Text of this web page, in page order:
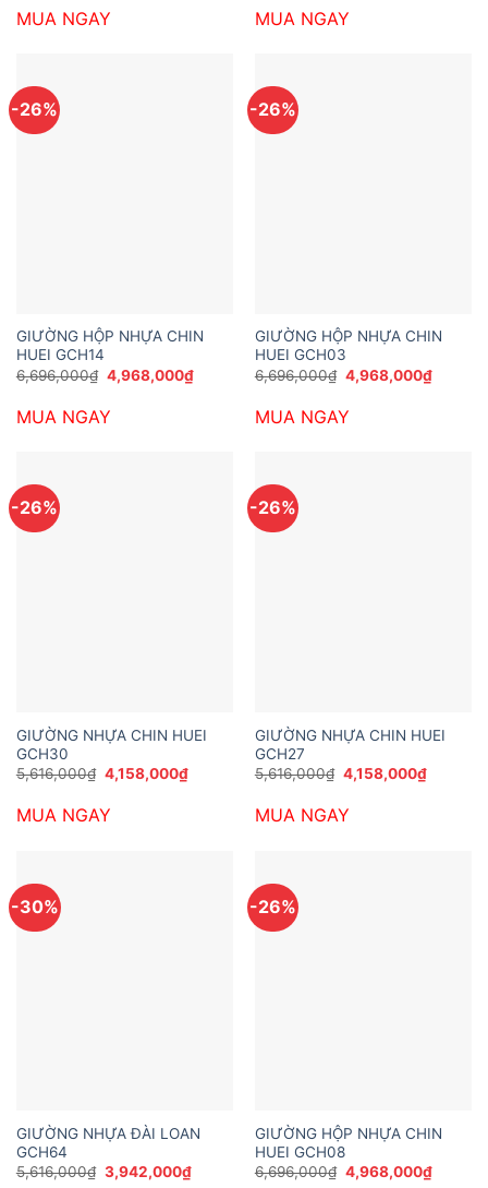
5,616,000₫.
MUA NGAY
6,696,000₫.
MUA NGAY
-26%
GIƯỜNG HỘP NHỰA CHIN
HUEI GCH14
6,696,000₫ Giá
gốc
6,696,000₫.
4,968,000₫Giá
hiện
MUA NGAY
-26%
GIƯỜNG HỘP NHỰA CHIN
HUEI GCH03
6,696,000₫ Giá
gốc
6,696,000₫.
4,968,000₫Giá
hiện
MUA NGAY
-26%
GIƯỜNG NHỰA CHIN HUEI
GCH30
5,616,000₫ Giá
gốc
5,616,000₫.
4,158,000₫Giá
hiện
MUA NGAY
-26%
GIƯỜNG NHỰA CHIN HUEI
GCH27
5,616,000₫ Giá
gốc
5,616,000₫.
4,158,000₫Giá
hiện
MUA NGAY
-30%
GIƯỜNG NHỰA ĐÀI LOAN
GCH64
5,616,000₫ Giá
3,942,000₫Giá
-26%
GIƯỜNG HỘP NHỰA CHIN
HUEI GCH08
6,696,000₫ Giá
4,968,000₫Giá